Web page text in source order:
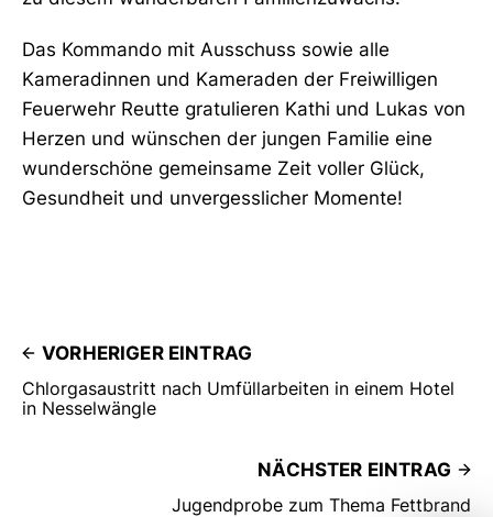
Das Kommando mit Ausschuss sowie alle
Kameradinnen und Kameraden der Freiwilligen
Feuerwehr Reutte gratulieren Kathi und Lukas von
Herzen und wünschen der jungen Familie eine
wunderschöne gemeinsame Zeit voller Glück,
Gesundheit und unvergesslicher Momente!
VORHERIGER EINTRAG
Chlorgasaustritt nach Umfüllarbeiten in einem Hotel
in Nesselwängle
NÄCHSTER EINTRAG
Jugendprobe zum Thema Fettbrand